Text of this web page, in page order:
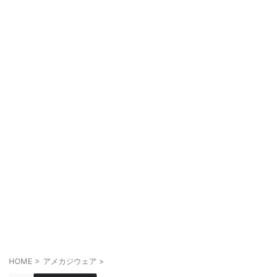
HOME > アメカジウェア >